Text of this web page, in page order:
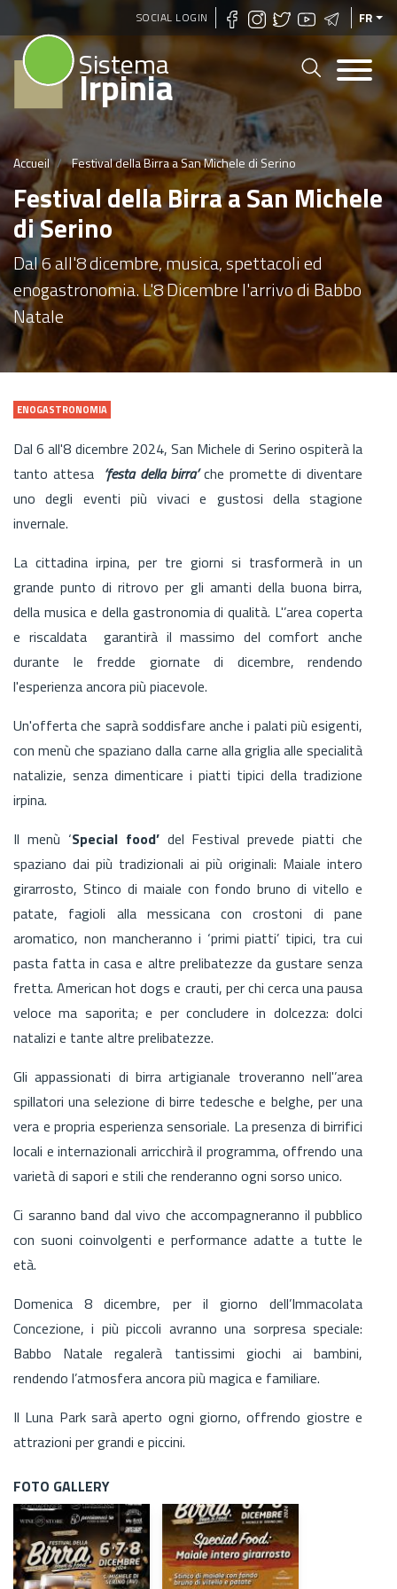
Aller
au
SOCIAL LOGIN FR
Sistema
Irpinia
Accueil Festival della Birra a San Michele di Serino
Festival della Birra a San Michele
di Serino
Dal 6 all'8 dicembre, musica, spettacoli ed
enogastronomia. L'8 Dicembre l'arrivo di Babbo
Natale
ENOGASTRONOMIA
Dal 6 all'8 dicembre 2024, San Michele di Serino ospiterà la
tanto attesa ‘festa della birra’che promette di diventare
uno degli eventi più vivaci e gustosi della stagione
invernale.
La cittadina irpina, per tre giorni si trasformerà in un
grande punto di ritrovo per gli amanti della buona birra,
della musica e della gastronomia di qualità. L'’area coperta
e riscaldata garantirà il massimo del comfort anche
durante le fredde giornate di dicembre, rendendo
l'esperienza ancora più piacevole.
Un'offerta che saprà soddisfare anche i palati più esigenti,
con menù che spaziano dalla carne alla griglia alle specialità
natalizie, senza dimenticare i piatti tipici della tradizione
irpina.
Il menù ‘Special food’del Festival prevede piatti che
spaziano dai più tradizionali ai più originali: Maiale intero
girarrosto, Stinco di maiale con fondo bruno di vitello e
patate, fagioli alla messicana con crostoni di pane
aromatico, non mancheranno i ‘primi piatti’ tipici, tra cui
pasta fatta in casa e altre prelibatezze da gustare senza
fretta. American hot dogs e crauti, per chi cerca una pausa
veloce ma saporita; e per concludere in dolcezza: dolci
natalizi e tante altre prelibatezze.
Gli appassionati di birra artigianale troveranno nell'’area
spillatori una selezione di birre tedesche e belghe, per una
vera e propria esperienza sensoriale. La presenza di birrifici
locali e internazionali arricchirà il programma, offrendo una
varietà di sapori e stili che renderanno ogni sorso unico.
Ci saranno band dal vivo che accompagneranno il pubblico
con suoni coinvolgenti e performance adatte a tutte le
età.
Domenica 8 dicembre, per il giorno dell’Immacolata
Concezione, i più piccoli avranno una sorpresa speciale:
Babbo Natale regalerà tantissimi giochi ai bambini,
rendendo l’atmosfera ancora più magica e familiare.
Il Luna Park sarà aperto ogni giorno, offrendo giostre e
attrazioni per grandi e piccini.
FOTO GALLERY